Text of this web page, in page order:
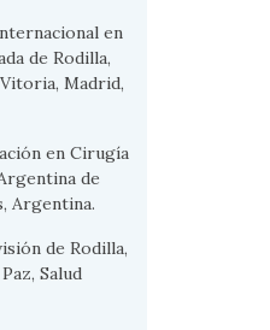
en
de Rodilla,
Madrid,
en Cirugía
de
Argentina.
de Rodilla,
Salud